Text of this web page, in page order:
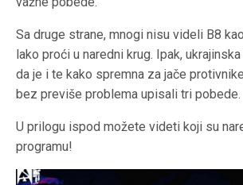
Sa druge strane, mnogi nisu videli B8
lako proći u naredni krug. Ipak,
da je i te kako spremna za jače
bez previše problema upisali tri pobede.
U prilogu ispod možete videti koji su
programu!